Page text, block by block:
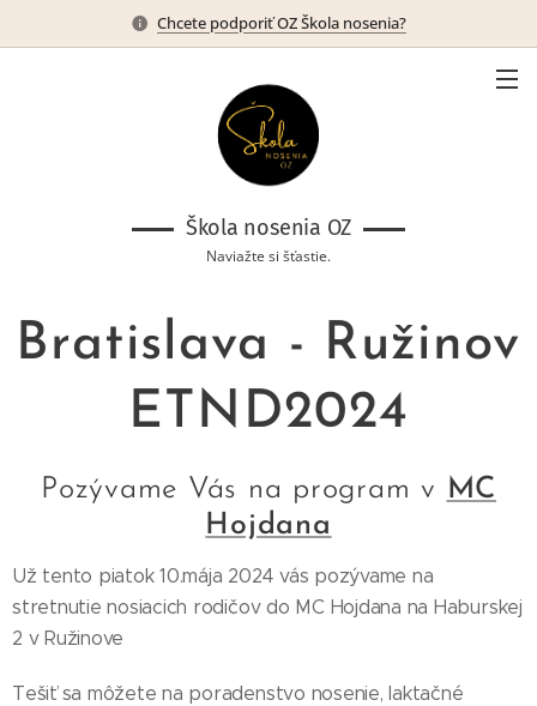
Chcete podporiť OZ Škola nosenia?
Škola nosenia OZ
Naviažte si šťastie.
Bratislava - Ružinov
ETND2024
Pozývame Vás na program v MC
Hojdana
Už tento piatok 10.mája 2024 vás pozývame na
stretnutie nosiacich rodičov do MC Hojdana na Haburskej
2 v Ružinove
Tešiť sa môžete na poradenstvo nosenie, laktačné